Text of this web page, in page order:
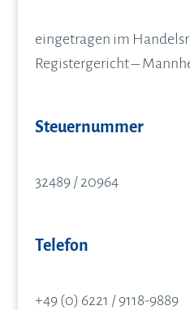
eingetragen im
Registergericht –
Steuernummer
32489 / 20964
Telefon
+49 (0) 6221 / 9118-9889